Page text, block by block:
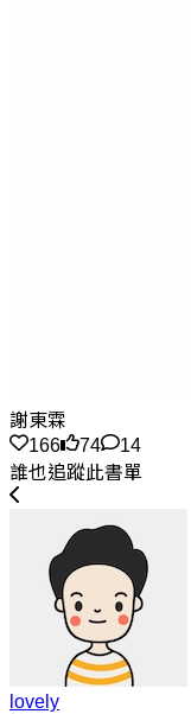
謝東霖
166
74
14
誰也追蹤此書單
lovely